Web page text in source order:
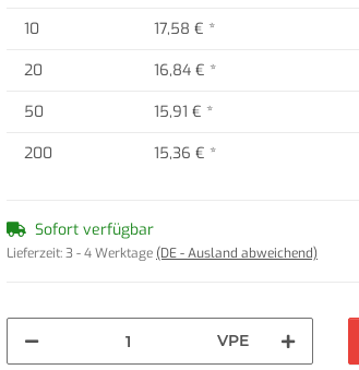
10
17,58 € *
20
16,84 € *
50
15,91 € *
200
15,36 € *
Sofort verfügbar
Lieferzeit:3 - 4 Werktage (DE - Ausland abweichend)
VPE